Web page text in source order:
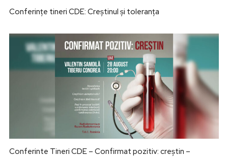
Conferințe tineri CDE: Creștinul și toleranța
Conferinte Tineri CDE – Confirmat pozitiv: creștin –